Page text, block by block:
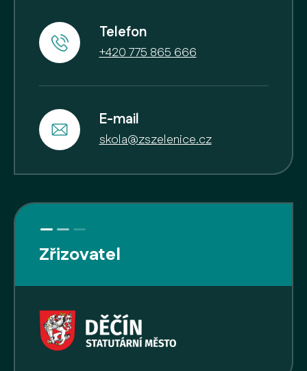
Telefon
+420 775 865 666
E-mail
skola@zszelenice.cz
Zřizovatel